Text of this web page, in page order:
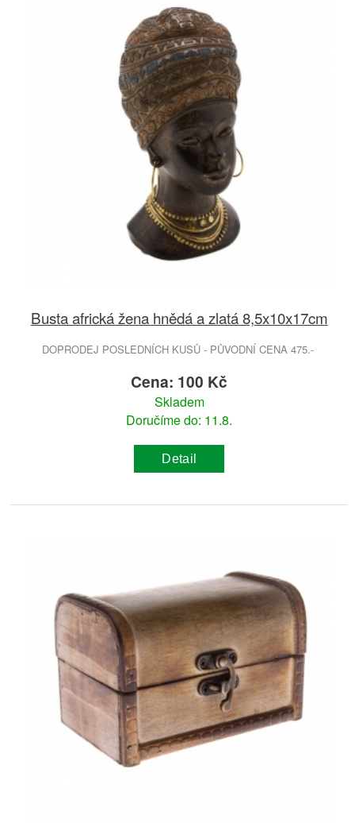
Busta africká žena hnědá a zlatá 8,5x10x17cm
DOPRODEJ POSLEDNÍCH KUSŮ - PŮVODNÍ CENA 475.-
Cena: 100 Kč
Skladem
Doručíme do: 11.8.
Detail